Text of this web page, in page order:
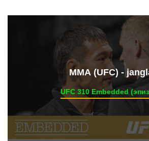
ММА (UFC) -
UFC 310 Embedded